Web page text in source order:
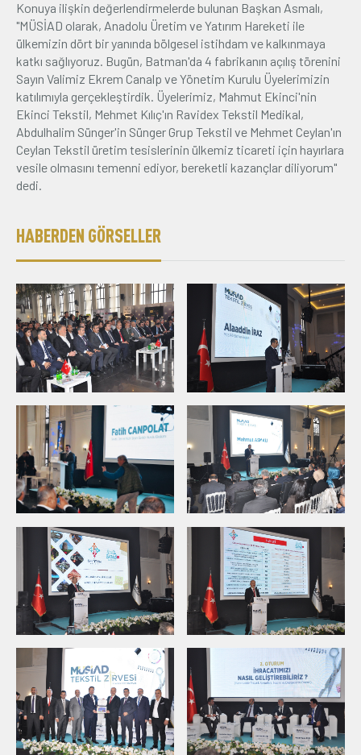
Konuya ilişkin değerlendirmelerde bulunan Başkan Asmalı,
"MÜSİAD olarak, Anadolu Üretim ve Yatırım Hareketi ile
ülkemizin dört bir yanında bölgesel istihdam ve kalkınmaya
katkı sağlıyoruz. Bugün, Batman'da 4 fabrikanın açılış törenini
Sayın Valimiz Ekrem Canalp ve Yönetim Kurulu Üyelerimizin
katılımıyla gerçekleştirdik. Üyelerimiz, Mahmut Ekinci'nin
Ekinci Tekstil, Mehmet Kılıç'ın Ravidex Tekstil Medikal,
Abdulhalim Sünger'in Sünger Grup Tekstil ve Mehmet Ceylan'ın
Ceylan Tekstil üretim tesislerinin ülkemiz ticareti için hayırlara
vesile olmasını temenni ediyor, bereketli kazançlar diliyorum"
dedi.
HABERDEN GÖRSELLER